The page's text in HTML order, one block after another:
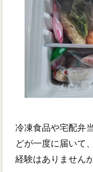
冷凍食品や宅配弁
どが一度に届いて
経験はありませんか